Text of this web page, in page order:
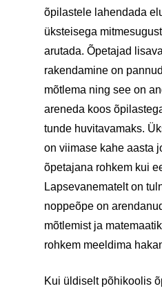
õpilastele lahendada
üksteisega
arutada. Õpetajad
rakendamine on
mõtlema ning see on
areneda koos
tunde huvitavamaks.
on viimase kahe aasta
õpetajana rohkem kui
Lapsevanematelt on
noppeõpe on
mõtlemist ja
rohkem meeldima
Kui üldiselt põhikoolis